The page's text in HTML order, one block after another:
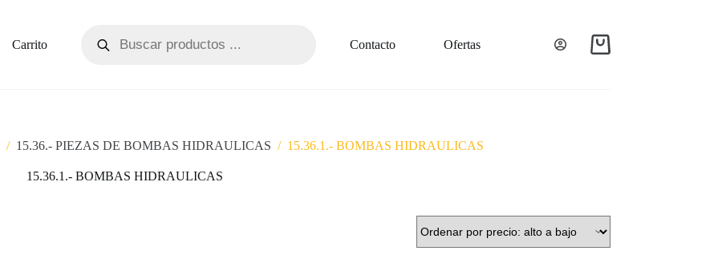
Carrito Contacto Ofertas
/ 15.36.- PIEZAS DE BOMBAS HIDRAULICAS / 15.36.1.- BOMBAS HIDRAULICAS
15.36.1.- BOMBAS HIDRAULICAS